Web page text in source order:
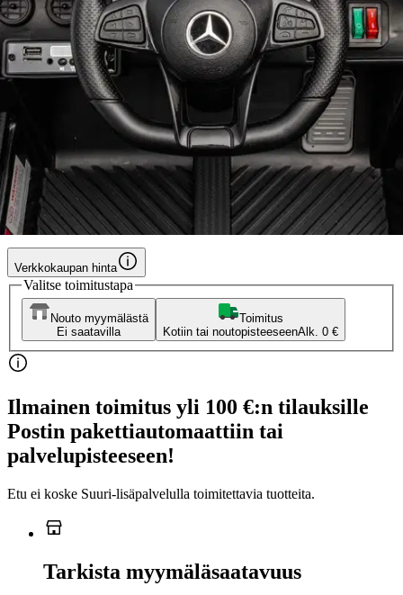
Swoop
Swoop lasten sähköauto
Mercedes-Benz GTR
186,15 €
Asiakasomistajahinta
Hinta ilman S-Etukorttia: 219,00 €
Verkkokaupan hinta
Valitse toimitustapa
Nouto myymälästä
Ei saatavilla
Toimitus
Kotiin tai noutopisteeseenAlk. 0 €
Ilmainen toimitus yli 100 €:n tilauksille
Postin pakettiautomaattiin tai
palvelupisteeseen!
Etu ei koske Suuri‑lisäpalvelulla toimitettavia tuotteita.
Tarkista myymäläsaatavuus